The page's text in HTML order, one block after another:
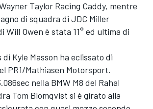
Taylor Racing Caddy, mentre
di squadra di JDC Miller
Owen è stata 11° ed ultima di
Kyle Masson ha eclissato di
PR1/Mathiasen Motorsport.
nella BMW M8 del Rahal
Tom Blomqvist si è girato alla